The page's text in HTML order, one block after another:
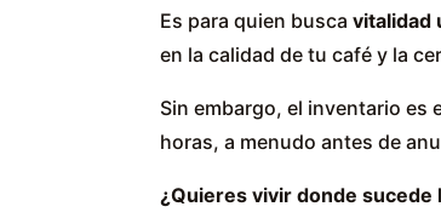
Es para quien busca vitalidad
en la calidad de tu café y la
Sin embargo, el inventario es
horas, a menudo antes de
¿Quieres vivir donde sucede